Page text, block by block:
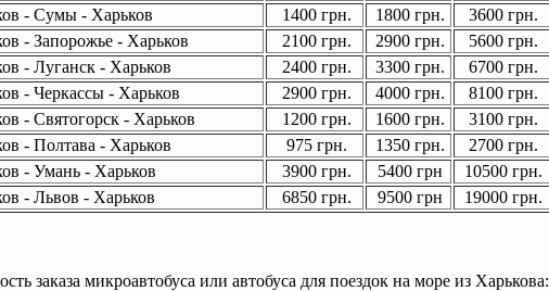
- Сумы - Харьков
1400 грн. 1800 грн.
3600 грн.
- Запорожье - Харьков
2100 грн. 2900 грн.
5600 грн.
- Луганск - Харьков
2400 грн. 3300 грн.
6700 грн.
- Черкассы - Харьков
2900 грн. 4000 грн.
8100 грн.
- Святогорск - Харьков
1200 грн. 1600 грн.
3100 грн.
- Полтава - Харьков
975 грн. 1350 грн.
2700 грн.
- Умань - Харьков
3900 грн. 5400 грн
10500 грн.
- Львов - Харьков
6850 грн. 9500 грн 19000 грн.
заказа микроавтобуса или автобуса для поездок на море из Харькова: